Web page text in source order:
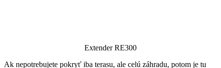
Extender RE300
Ak nepotrebujete pokryť iba terasu, ale celú záhradu, potom je tu